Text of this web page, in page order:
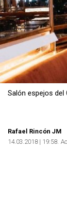
Salón espejos
Rafael Rincón JM
14.03.2018 | 19:58